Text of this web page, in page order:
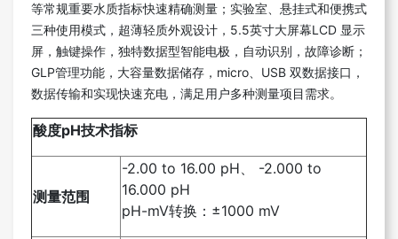
等常规重要水质指标快速精确测量；实验室、悬挂式和便携式
三种使用模式，超薄轻质外观设计，5.5英寸大屏幕LCD 显示
屏，触键操作，独特数据型智能电极，自动识别，故障诊断；
GLP管理功能，大容量数据储存，micro、USB 双数据接口，
数据传输和实现快速充电，满足用户多种测量项目需求。
酸度pH技术指标
测量范围
-2.00 to 16.00 pH、 -2.000 to
16.000 pH
pH-mV转换：±1000 mV